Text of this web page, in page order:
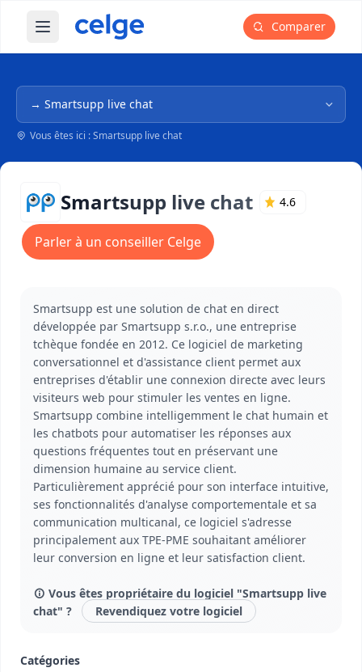
Ouvrir le menu principal Comparer
Navigation dans l'arborescence
Vous êtes ici : Smartsupp live chat
Smartsupp live chat 4.6
Parler à un conseiller Celge
Smartsupp est une solution de chat en direct
développée par Smartsupp s.r.o., une entreprise
tchèque fondée en 2012. Ce logiciel de marketing
conversationnel et d'assistance client permet aux
entreprises d'établir une connexion directe avec leurs
visiteurs web pour stimuler les ventes en ligne.
Smartsupp combine intelligemment le chat humain et
les chatbots pour automatiser les réponses aux
questions fréquentes tout en préservant une
dimension humaine au service client.
Particulièrement apprécié pour son interface intuitive,
ses fonctionnalités d'analyse comportementale et sa
communication multicanal, ce logiciel s'adresse
principalement aux TPE-PME souhaitant améliorer
leur conversion en ligne et leur satisfaction client.
Vous êtes propriétaire du logiciel "Smartsupp live
chat" ?
Revendiquez votre logiciel
Catégories